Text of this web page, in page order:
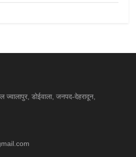
ज्वालापुर, डोईवाला, जनपद-देहरादून,